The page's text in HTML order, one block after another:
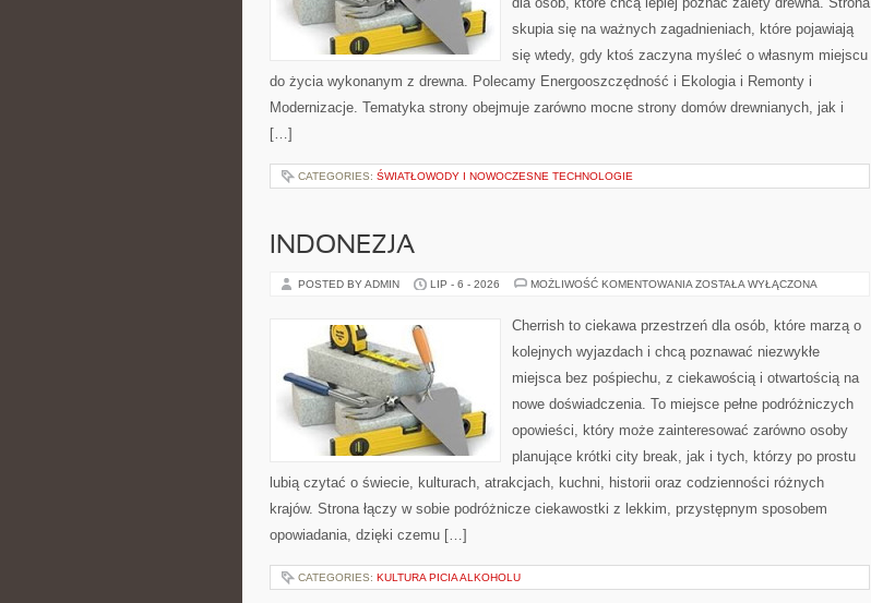
skupia się na ważnych zagadnieniach, które pojawiają
się wtedy, gdy ktoś zaczyna myśleć o własnym miejscu
do życia wykonanym z drewna. Polecamy Energooszczędność i Ekologia i Remonty i
Modernizacje. Tematyka strony obejmuje zarówno mocne strony domów drewnianych, jak i
[…]
CATEGORIES: ŚWIATŁOWODY I NOWOCZESNE TECHNOLOGIE
INDONEZJA
POSTED BY ADMIN LIP - 6 - 2026 MOŻLIWOŚĆ KOMENTOWANIA INDONEZJA
ZOSTAŁA WYŁĄCZONA
Cherrish to ciekawa przestrzeń dla osób, które marzą o
kolejnych wyjazdach i chcą poznawać niezwykłe
miejsca bez pośpiechu, z ciekawością i otwartością na
nowe doświadczenia. To miejsce pełne podróżniczych
opowieści, który może zainteresować zarówno osoby
planujące krótki city break, jak i tych, którzy po prostu
lubią czytać o świecie, kulturach, atrakcjach, kuchni, historii oraz codzienności różnych
krajów. Strona łączy w sobie podróżnicze ciekawostki z lekkim, przystępnym sposobem
opowiadania, dzięki czemu […]
CATEGORIES: KULTURA PICIA ALKOHOLU